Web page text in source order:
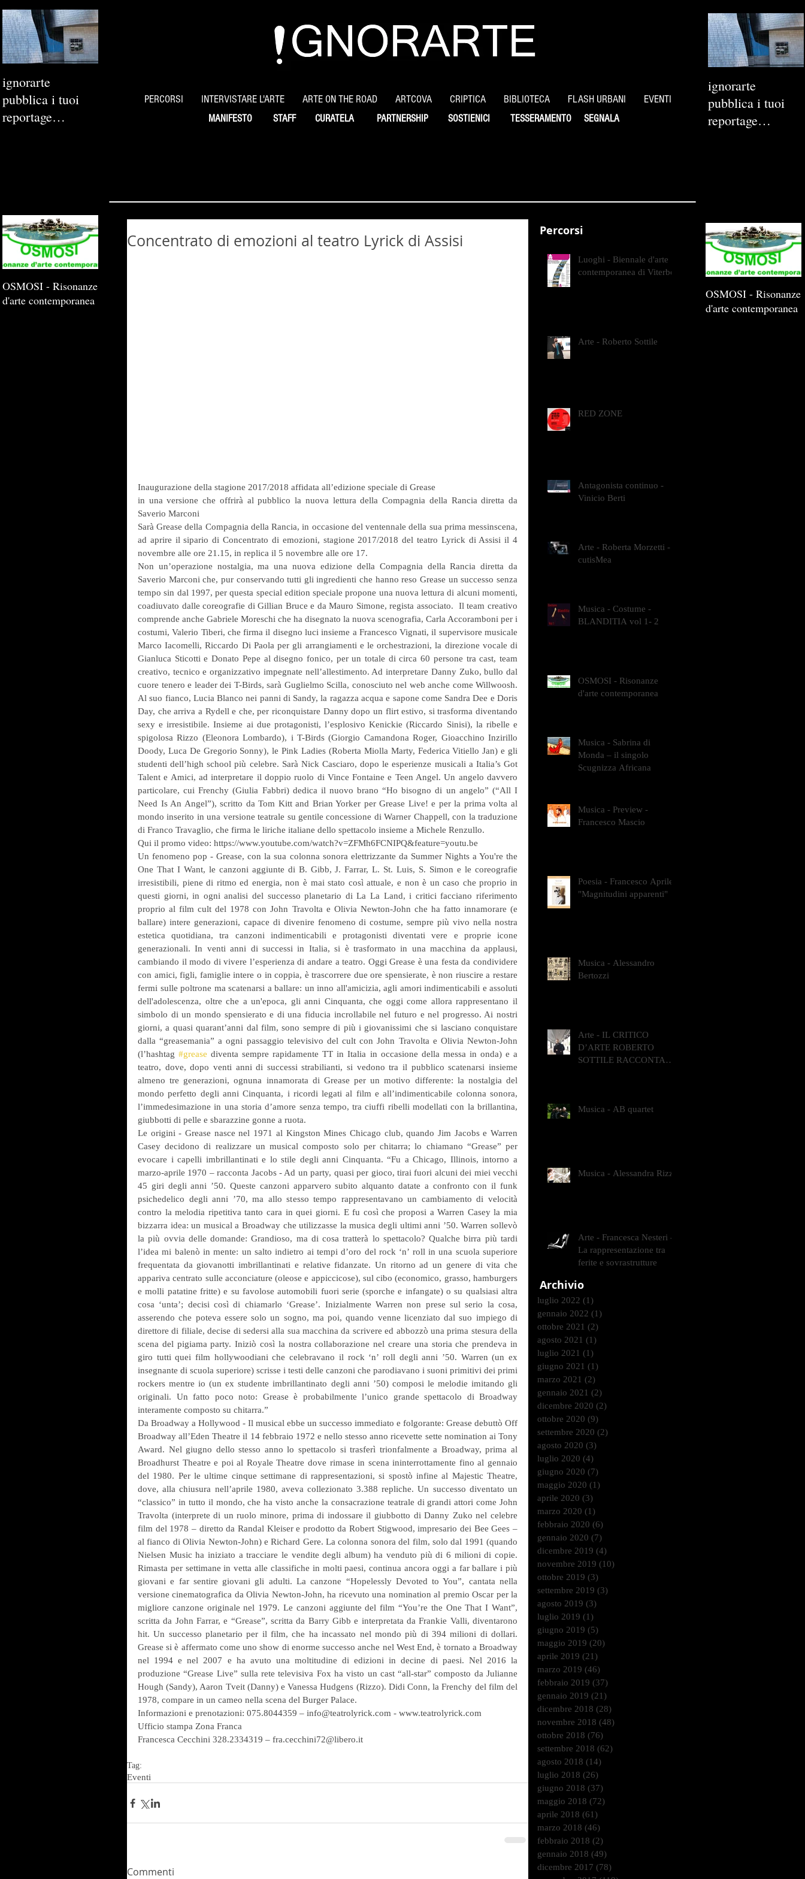
ignorarte
pubblica i tuoi
reportage
PERCORSI INTERVISTARE L'ARTE ARTE ON THE ROAD ARTCOVA CRIPTICA BIBLIOTECA FLASH URBANI EVENTI
MANIFESTO STAFF CURATELA PARTNERSHIP SOSTIENICI SEGNALA
TESSERAMENTO
ignorarte
pubblica i tuoi
reportage
Concentrato di emozioni al teatro Lyrick di Assisi
Inaugurazione della stagione 2017/2018 affidata all’edizione speciale di Grease
in una versione che offrirà al pubblico la nuova lettura della Compagnia della Rancia diretta da
Saverio Marconi
Sarà Grease della Compagnia della Rancia, in occasione del ventennale della sua prima messinscena,
ad aprire il sipario di Concentrato di emozioni, stagione 2017/2018 del teatro Lyrick di Assisi il 4
novembre alle ore 21.15, in replica il 5 novembre alle ore 17.
Non un’operazione nostalgia, ma una nuova edizione della Compagnia della Rancia diretta da
Saverio Marconi che, pur conservando tutti gli ingredienti che hanno reso Grease un successo senza
tempo sin dal 1997, per questa special edition speciale propone una nuova lettura di alcuni momenti,
coadiuvato dalle coreografie di Gillian Bruce e da Mauro Simone, regista associato.  Il team creativo
comprende anche Gabriele Moreschi che ha disegnato la nuova scenografia, Carla Accoramboni per i
costumi, Valerio Tiberi, che firma il disegno luci insieme a Francesco Vignati, il supervisore musicale
Marco Iacomelli, Riccardo Di Paola per gli arrangiamenti e le orchestrazioni, la direzione vocale di
Gianluca Sticotti e Donato Pepe al disegno fonico, per un totale di circa 60 persone tra cast, team
creativo, tecnico e organizzativo impegnate nell’allestimento. Ad interpretare Danny Zuko, bullo dal
cuore tenero e leader dei T-Birds, sarà Guglielmo Scilla, conosciuto nel web anche come Willwoosh.
Al suo fianco, Lucia Blanco nei panni di Sandy, la ragazza acqua e sapone come Sandra Dee e Doris
Day, che arriva a Rydell e che, per riconquistare Danny dopo un flirt estivo, si trasforma diventando
sexy e irresistibile. Insieme ai due protagonisti, l’esplosivo Kenickie (Riccardo Sinisi), la ribelle e
spigolosa Rizzo (Eleonora Lombardo), i T-Birds (Giorgio Camandona Roger, Gioacchino Inzirillo
Doody, Luca De Gregorio Sonny), le Pink Ladies (Roberta Miolla Marty, Federica Vitiello Jan) e gli
studenti dell’high school più celebre. Sarà Nick Casciaro, dopo le esperienze musicali a Italia’s Got
Talent e Amici, ad interpretare il doppio ruolo di Vince Fontaine e Teen Angel. Un angelo davvero
particolare, cui Frenchy (Giulia Fabbri) dedica il nuovo brano “Ho bisogno di un angelo” (“All I
Need Is An Angel”), scritto da Tom Kitt and Brian Yorker per Grease Live! e per la prima volta al
mondo inserito in una versione teatrale su gentile concessione di Warner Chappell, con la traduzione
di Franco Travaglio, che firma le liriche italiane dello spettacolo insieme a Michele Renzullo.
Qui il promo video: https://www.youtube.com/watch?v=ZFMh6FCNIPQ&feature=youtu.be
Un fenomeno pop - Grease, con la sua colonna sonora elettrizzante da Summer Nights a You're the
One That I Want, le canzoni aggiunte di B. Gibb, J. Farrar, L. St. Luis, S. Simon e le coreografie
irresistibili, piene di ritmo ed energia, non è mai stato così attuale, e non è un caso che proprio in
questi giorni, in ogni analisi del successo planetario di La La Land, i critici facciano riferimento
proprio al film cult del 1978 con John Travolta e Olivia Newton-John che ha fatto innamorare (e
ballare) intere generazioni, capace di divenire fenomeno di costume, sempre più vivo nella nostra
estetica quotidiana, tra canzoni indimenticabili e protagonisti diventati vere e proprie icone
generazionali. In venti anni di successi in Italia, si è trasformato in una macchina da applausi,
cambiando il modo di vivere l’esperienza di andare a teatro. Oggi Grease è una festa da condividere
con amici, figli, famiglie intere o in coppia, è trascorrere due ore spensierate, è non riuscire a restare
fermi sulle poltrone ma scatenarsi a ballare: un inno all'amicizia, agli amori indimenticabili e assoluti
dell'adolescenza, oltre che a un'epoca, gli anni Cinquanta, che oggi come allora rappresentano il
simbolo di un mondo spensierato e di una fiducia incrollabile nel futuro e nel progresso. Ai nostri
giorni, a quasi quarant’anni dal film, sono sempre di più i giovanissimi che si lasciano conquistare
dalla “greasemania” a ogni passaggio televisivo del cult con John Travolta e Olivia Newton-John
(l’hashtag #grease diventa sempre rapidamente TT in Italia in occasione della messa in onda) e a
teatro, dove, dopo venti anni di successi strabilianti, si vedono tra il pubblico scatenarsi insieme
almeno tre generazioni, ognuna innamorata di Grease per un motivo differente: la nostalgia del
mondo perfetto degli anni Cinquanta, i ricordi legati al film e all’indimenticabile colonna sonora,
l’immedesimazione in una storia d’amore senza tempo, tra ciuffi ribelli modellati con la brillantina,
giubbotti di pelle e sbarazzine gonne a ruota.
Le origini - Grease nasce nel 1971 al Kingston Mines Chicago club, quando Jim Jacobs e Warren
Casey decidono di realizzare un musical composto solo per chitarra; lo chiamano “Grease” per
evocare i capelli imbrillantinati e lo stile degli anni Cinquanta. “Fu a Chicago, Illinois, intorno a
marzo-aprile 1970 – racconta Jacobs - Ad un party, quasi per gioco, tirai fuori alcuni dei miei vecchi
45 giri degli anni ’50. Queste canzoni apparvero subito alquanto datate a confronto con il funk
psichedelico degli anni ’70, ma allo stesso tempo rappresentavano un cambiamento di velocità
contro la melodia ripetitiva tanto cara in quei giorni. E fu così che proposi a Warren Casey la mia
bizzarra idea: un musical a Broadway che utilizzasse la musica degli ultimi anni ’50. Warren sollevò
la più ovvia delle domande: Grandioso, ma di cosa tratterà lo spettacolo? Qualche birra più tardi
l’idea mi balenò in mente: un salto indietro ai tempi d’oro del rock ‘n’ roll in una scuola superiore
frequentata da giovanotti imbrillantinati e relative fidanzate. Un ritorno ad un genere di vita che
appariva centrato sulle acconciature (oleose e appiccicose), sul cibo (economico, grasso, hamburgers
e molli patatine fritte) e su favolose automobili fuori serie (sporche e infangate) o su qualsiasi altra
cosa ‘unta’; decisi così di chiamarlo ‘Grease’. Inizialmente Warren non prese sul serio la cosa,
asserendo che poteva essere solo un sogno, ma poi, quando venne licenziato dal suo impiego di
direttore di filiale, decise di sedersi alla sua macchina da scrivere ed abbozzò una prima stesura della
scena del pigiama party. Iniziò così la nostra collaborazione nel creare una storia che prendeva in
giro tutti quei film hollywoodiani che celebravano il rock ‘n’ roll degli anni ’50. Warren (un ex
insegnante di scuola superiore) scrisse i testi delle canzoni che parodiavano i suoni primitivi dei primi
rockers mentre io (un ex studente imbrillantinato degli anni ’50) composi le melodie imitando gli
originali. Un fatto poco noto: Grease è probabilmente l’unico grande spettacolo di Broadway
interamente composto su chitarra.”
Da Broadway a Hollywood - Il musical ebbe un successo immediato e folgorante: Grease debuttò Off
Broadway all’Eden Theatre il 14 febbraio 1972 e nello stesso anno ricevette sette nomination ai Tony
Award. Nel giugno dello stesso anno lo spettacolo si trasferì trionfalmente a Broadway, prima al
Broadhurst Theatre e poi al Royale Theatre dove rimase in scena ininterrottamente fino al gennaio
del 1980. Per le ultime cinque settimane di rappresentazioni, si spostò infine al Majestic Theatre,
dove, alla chiusura nell’aprile 1980, aveva collezionato 3.388 repliche. Un successo diventato un
“classico” in tutto il mondo, che ha visto anche la consacrazione teatrale di grandi attori come John
Travolta (interprete di un ruolo minore, prima di indossare il giubbotto di Danny Zuko nel celebre
film del 1978 – diretto da Randal Kleiser e prodotto da Robert Stigwood, impresario dei Bee Gees –
al fianco di Olivia Newton-John) e Richard Gere. La colonna sonora del film, solo dal 1991 (quando
Nielsen Music ha iniziato a tracciare le vendite degli album) ha venduto più di 6 milioni di copie.
Rimasta per settimane in vetta alle classifiche in molti paesi, continua ancora oggi a far ballare i più
giovani e far sentire giovani gli adulti. La canzone “Hopelessly Devoted to You”, cantata nella
versione cinematografica da Olivia Newton-John, ha ricevuto una nomination al premio Oscar per la
migliore canzone originale nel 1979. Le canzoni aggiunte del film “You’re the One That I Want”,
scritta da John Farrar, e “Grease”, scritta da Barry Gibb e interpretata da Frankie Valli, diventarono
hit. Un successo planetario per il film, che ha incassato nel mondo più di 394 milioni di dollari.
Grease si è affermato come uno show di enorme successo anche nel West End, è tornato a Broadway
nel 1994 e nel 2007 e ha avuto una moltitudine di edizioni in decine di paesi. Nel 2016 la
produzione “Grease Live” sulla rete televisiva Fox ha visto un cast “all-star” composto da Julianne
Hough (Sandy), Aaron Tveit (Danny) e Vanessa Hudgens (Rizzo). Didi Conn, la Frenchy del film del
1978, compare in un cameo nella scena del Burger Palace.
Informazioni e prenotazioni: 075.8044359 – info@teatrolyrick.com - www.teatrolyrick.com
Ufficio stampa Zona Franca
Francesca Cecchini 328.2334319 – fra.cecchini72@libero.it
Tag:
Eventi
Commenti
Percorsi
Luoghi - Biennale d'arte
contemporanea di Viterbo
Arte - Roberto Sottile
RED ZONE
Antagonista continuo -
Vinicio Berti
Arte - Roberta Morzetti -
cutisMea
Musica - Costume -
BLANDITIA vol 1- 2
OSMOSI - Risonanze
d'arte contemporanea
Musica - Sabrina di
Monda – il singolo
Scugnizza Africana
Musica - Preview -
Francesco Mascio
Poesia - Francesco Aprile -
"Magnitudini apparenti"
Musica - Alessandro
Bertozzi
Arte - IL CRITICO
D’ARTE ROBERTO
SOTTILE RACCONTA
Musica - AB quartet
Musica - Alessandra Rizzo
Arte - Francesca Nesteri -
La rappresentazione tra
ferite e sovrastrutture
Archivio
luglio 2022 (1)
gennaio 2022 (1)
ottobre 2021 (2)
agosto 2021 (1)
luglio 2021 (1)
giugno 2021 (1)
marzo 2021 (2)
gennaio 2021 (2)
dicembre 2020 (2)
ottobre 2020 (9)
settembre 2020 (2)
agosto 2020 (3)
luglio 2020 (4)
giugno 2020 (7)
maggio 2020 (1)
aprile 2020 (3)
marzo 2020 (1)
febbraio 2020 (6)
gennaio 2020 (7)
dicembre 2019 (4)
novembre 2019 (10)
ottobre 2019 (3)
settembre 2019 (3)
agosto 2019 (3)
luglio 2019 (1)
giugno 2019 (5)
maggio 2019 (20)
aprile 2019 (21)
marzo 2019 (46)
febbraio 2019 (37)
gennaio 2019 (21)
dicembre 2018 (28)
novembre 2018 (48)
ottobre 2018 (76)
settembre 2018 (62)
agosto 2018 (14)
luglio 2018 (26)
giugno 2018 (37)
maggio 2018 (72)
aprile 2018 (61)
marzo 2018 (46)
febbraio 2018 (2)
gennaio 2018 (49)
dicembre 2017 (78)
OSMOSI - Risonanze
d'arte contemporanea
OSMOSI - Risonanze
d'arte contemporanea